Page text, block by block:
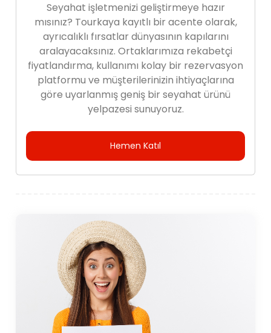
Seyahat işletmenizi geliştirmeye hazır
mısınız? Tourkaya kayıtlı bir acente olarak,
ayrıcalıklı fırsatlar dünyasının kapılarını
aralayacaksınız. Ortaklarımıza rekabetçi
fiyatlandırma, kullanımı kolay bir rezervasyon
platformu ve müşterilerinizin ihtiyaçlarına
göre uyarlanmış geniş bir seyahat ürünü
yelpazesi sunuyoruz.
Hemen Katıl